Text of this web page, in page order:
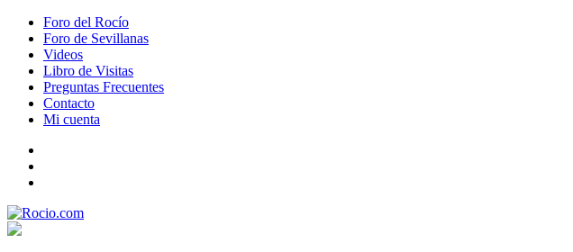
Foro del Rocío
Foro de Sevillanas
Videos
Libro de Visitas
Preguntas Frecuentes
Contacto
Mi cuenta